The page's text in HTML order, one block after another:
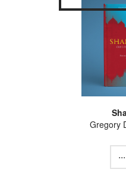
Gregory
...